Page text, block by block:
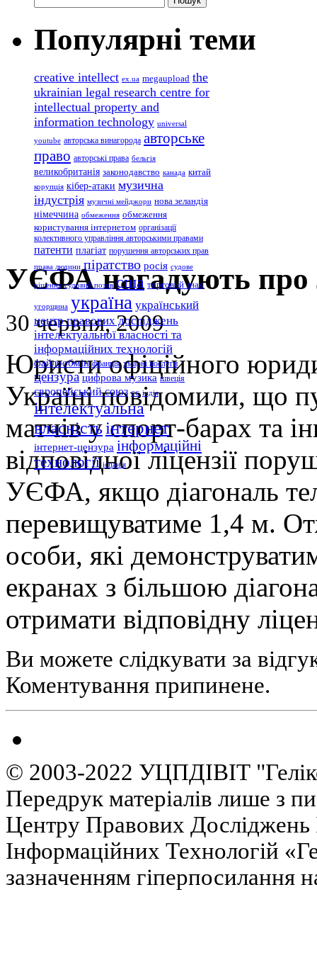
Популярні теми
creative intellect ex.ua megaupload the
ukrainian legal research centre for
intellectual property and
information technology universal
youtube авторська винагорода авторське
право авторські права бельгія
великобританія законодавство канада китай
корупція кібер-атаки музична
індустрія музичні мейджори нова зеландія
німеччина обмеження обмеження
користування інтернетом організації
колективного управління авторськими правами
патенти плагіат порушення авторських прав
права людини піратство росія судове
рішення судовий позов сша торговий знак
угорщина україна український
центр правових досліджень
інтелектуальної власності та
інформаційних технологій
файлообмін франція хмарні послуги
цензура цифрова музика швеція
європейський союз єс індія
інтелектуальна
власністьінтернет
інтернет-цензура інформаційні
технології іспанія
УЄФА нагадують про
30 червня, 2009
Юристи офіційного
Україні повідомили, що
матчів у спорт-барах та
відповідної ліцензії
УЄФА, якщо діагональ
перевищуватиме 1,4 м.
особи, які
екранах з більшою
отримати відповідну
Ви можете слідкувати за
Коментування припинене.
© 2003-2022 УЦПДІВІТ
Передрук матеріалів лише з
Центру Правових Досліджень
Інформаційних Технологій
зазначенням гіперпосилання